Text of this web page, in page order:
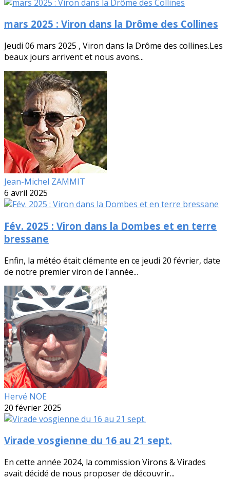
mars 2025 : Viron dans la Drôme des Collines
Jeudi 06 mars 2025 , Viron dans la Drôme des collines.Les
beaux jours arrivent et nous avons...
Jean-Michel ZAMMIT
6 avril 2025
Fév. 2025 : Viron dans la Dombes et en terre
bressane
Enfin, la météo était clémente en ce jeudi 20 février, date
de notre premier viron de l'année...
Hervé NOE
20 février 2025
Virade vosgienne du 16 au 21 sept.
En cette année 2024, la commission Virons & Virades
avait décidé de nous proposer de découvrir...